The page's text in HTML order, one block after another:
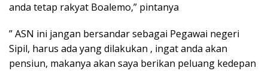
anda tetap rakyat Boalemo,” pintanya
” ASN ini jangan bersandar sebagai Pegawai negeri
Sipil, harus ada yang dilakukan , ingat anda akan
pensiun, makanya akan saya berikan peluang kedepan